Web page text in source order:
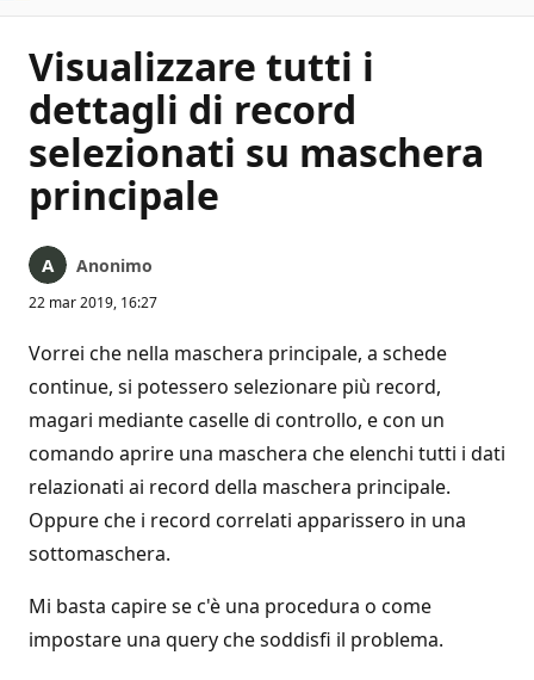
Visualizzare tutti i
dettagli di record
selezionati su maschera
principale
Anonimo
22 mar 2019, 16:27
Vorrei che nella maschera principale, a schede
continue, si potessero selezionare più record,
magari mediante caselle di controllo, e con un
comando aprire una maschera che elenchi tutti i dati
relazionati ai record della maschera principale.
Oppure che i record correlati apparissero in una
sottomaschera.
Mi basta capire se c'è una procedura o come
impostare una query che soddisfi il problema.